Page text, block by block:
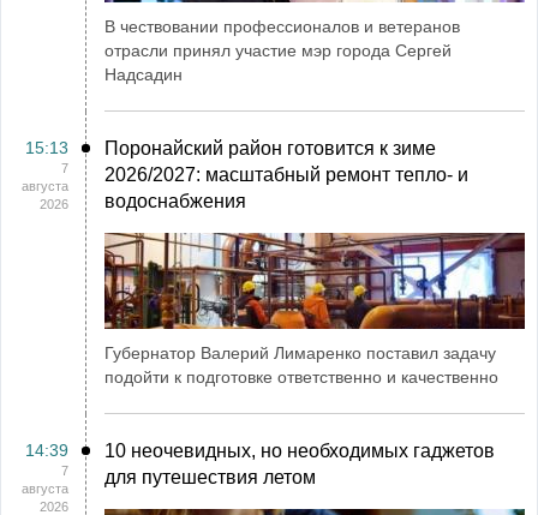
В чествовании профессионалов и ветеранов
отрасли принял участие мэр города Сергей
Надсадин
15:13
7
августа
2026
Поронайский район готовится к зиме
2026/2027: масштабный ремонт тепло- и
водоснабжения
Губернатор Валерий Лимаренко поставил задачу
подойти к подготовке ответственно и качественно
14:39
7
августа
2026
10 неочевидных, но необходимых гаджетов
для путешествия летом